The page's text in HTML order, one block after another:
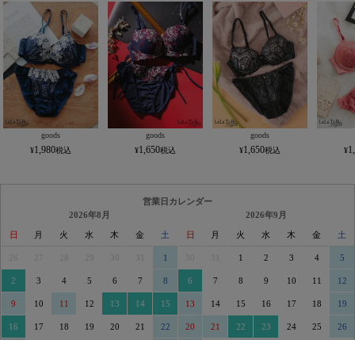
goods
1,980
goods
1,650
goods
1,650
営業日カレンダー
2026年8月
日 月 火 水 木 金 土
29 30 31 1
2 3 4 5 6 7 8
9 10 11 12 13 14 15
16 17 18 19 20 21 22
2026年9月
日 月 火 水 木 金 土
30 31 1 2 3 4 5
6 7 8 9 10 11 12
13 14 15 16 17 18 19
20 21 22 23 24 25 26